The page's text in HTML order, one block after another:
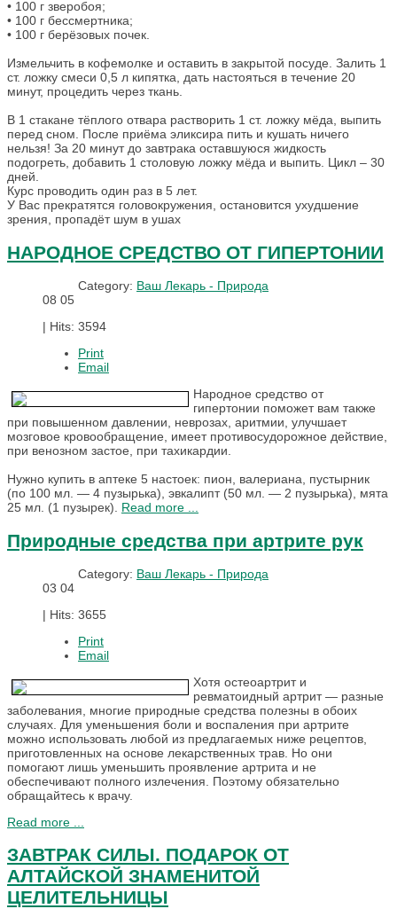
• 100 г зверобоя;
• 100 г бессмертника;
• 100 г берёзовых почек.
Измельчить в кофемолке и оставить в закрытой посуде. Залить 1
ст. ложку смеси 0,5 л кипятка, дать настояться в течение 20
минут, процедить через ткань.
В 1 стакане тёплого отвара растворить 1 ст. ложку мёда, выпить
перед сном. После приёма эликсира пить и кушать ничего
нельзя! За 20 минут до завтрака оставшуюся жидкость
подогреть, добавить 1 столовую ложку мёда и выпить. Цикл – 30
дней.
Курс проводить один раз в 5 лет.
У Вас прекратятся головокружения, остановится ухудшение
зрения, пропадёт шум в ушах
НАРОДНОЕ СРЕДСТВО ОТ ГИПЕРТОНИИ
Category: Ваш Лекарь - Природа
08 05
| Hits: 3594
Print
Email
Народное средство от
гипертонии поможет вам также
при повышенном давлении, неврозах, аритмии, улучшает
мозговое кровообращение, имеет противосудорожное действие,
при венозном застое, при тахикардии.
Нужно купить в аптеке 5 настоек: пион, валериана, пустырник
(по 100 мл. — 4 пузырька), эвкалипт (50 мл. — 2 пузырька), мята
25 мл. (1 пузырек). Read more ...
Природные средства при артрите рук
Category: Ваш Лекарь - Природа
03 04
| Hits: 3655
Print
Email
Хотя остеоартрит и
ревматоидный артрит — разные
заболевания, многие природные средства полезны в обоих
случаях. Для уменьшения боли и воспаления при артрите
можно использовать любой из предлагаемых ниже рецептов,
приготовленных на основе лекарственных трав. Но они
помогают лишь уменьшить проявление артрита и не
обеспечивают полного излечения. Поэтому обязательно
обращайтесь к врачу.
Read more ...
ЗАВТРАК СИЛЫ. ПОДАРОК ОТ
АЛТАЙСКОЙ ЗНАМЕНИТОЙ
ЦЕЛИТЕЛЬНИЦЫ